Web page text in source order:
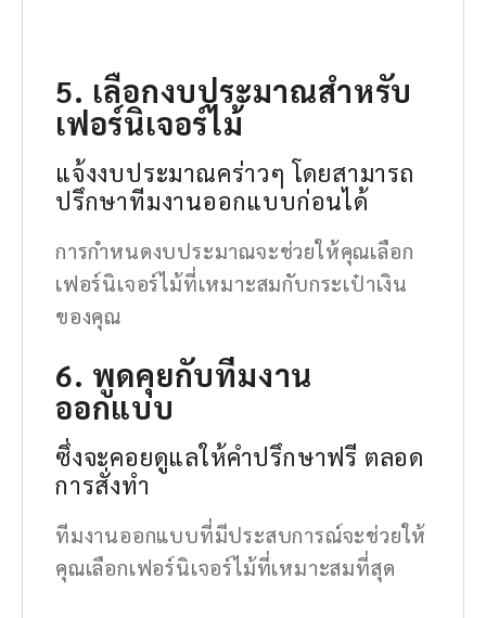
5. เลือกงบประมาณสำหรับ
เฟอร์นิเจอร์ไม้
แจ้งงบประมาณคร่าวๆ โดยสามารถ
ปรึกษาทีมงานออกแบบก่อนได้
การกำหนดงบประมาณจะช่วยให้คุณเลือก
เฟอร์นิเจอร์ไม้ที่เหมาะสมกับกระเป๋าเงิน
ของคุณ
6. พูดคุยกับทีมงาน
ออกแบบ
ซึ่งจะคอยดูแลให้คำปรึกษาฟรี ตลอด
การสั่งทำ
ทีมงานออกแบบที่มีประสบการณ์จะช่วยให้
คุณเลือกเฟอร์นิเจอร์ไม้ที่เหมาะสมที่สุด